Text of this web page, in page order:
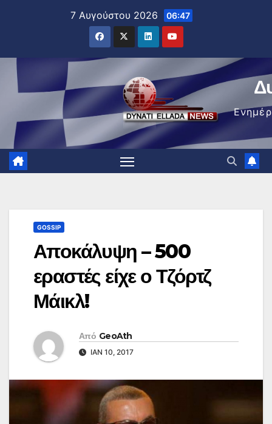
7 Αυγούστου 2026 06:47
GOSSIP
Αποκάλυψη – 500
εραστές είχε ο Τζόρτζ
Μάικλ!
Από GeoAth
ΙΑΝ 10, 2017